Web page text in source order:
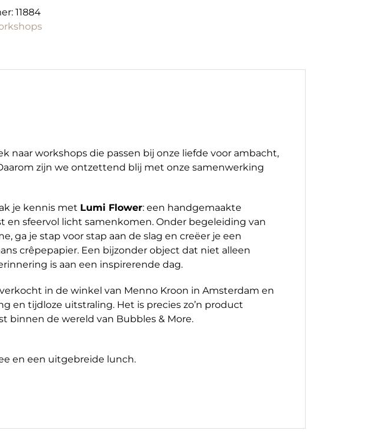
11884
naar workshops die passen bij onze liefde voor ambacht,
zijn we ontzettend blij met onze samenwerking
je kennis met Lumi Flower: een handgemaakte
sfeervol licht samenkomen. Onder begeleiding van
ga je stap voor stap aan de slag en creëer je een
crêpepapier. Een bijzonder object dat niet alleen
is aan een inspirerende dag.
in de winkel van Menno Kroon in Amsterdam en
en tijdloze uitstraling. Het is precies zo’n product
binnen de wereld van Bubbles & More.
en een uitgebreide lunch.